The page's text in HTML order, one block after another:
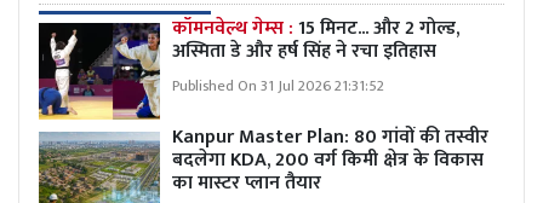
कॉमनवेल्थ गेम्स :15 मिनट... और 2 गोल्ड,
अस्मिता डे और हर्ष सिंह ने रचा इतिहास
Published On 31 Jul 2026 21:31:52
Kanpur Master Plan: 80 गांवों की तस्वीर
बदलेगा KDA, 200 वर्ग किमी क्षेत्र के विकास
का मास्टर प्लान तैयार